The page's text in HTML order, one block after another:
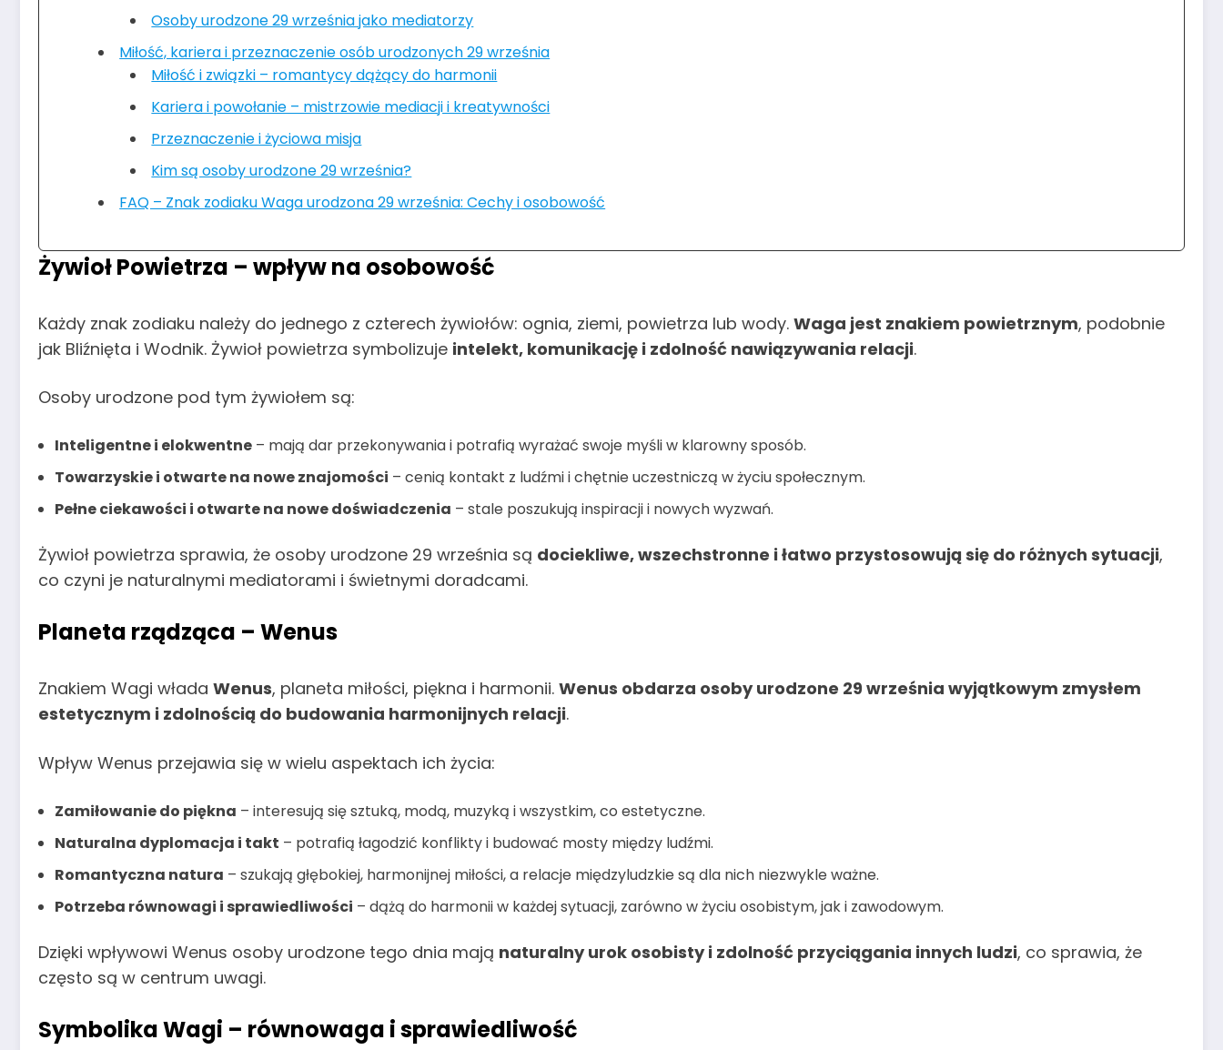
Osoby urodzone 29 września jako mediatorzy
Miłość, kariera i przeznaczenie osób urodzonych 29 września
Miłość i związki – romantycy dążący do harmonii
Kariera i powołanie – mistrzowie mediacji i kreatywności
Przeznaczenie i życiowa misja
Kim są osoby urodzone 29 września?
FAQ – Znak zodiaku Waga urodzona 29 września: Cechy i osobowość
Żywioł Powietrza – wpływ na osobowość
Każdy znak zodiaku należy do jednego z czterech żywiołów: ognia, ziemi, powietrza lub wody. Waga jest znakiem powietrznym, podobnie
jak Bliźnięta i Wodnik. Żywioł powietrza symbolizuje intelekt, komunikację i zdolność nawiązywania relacji.
Osoby urodzone pod tym żywiołem są:
Inteligentne i elokwentne – mają dar przekonywania i potrafią wyrażać swoje myśli w klarowny sposób.
Towarzyskie i otwarte na nowe znajomości – cenią kontakt z ludźmi i chętnie uczestniczą w życiu społecznym.
Pełne ciekawości i otwarte na nowe doświadczenia – stale poszukują inspiracji i nowych wyzwań.
Żywioł powietrza sprawia, że osoby urodzone 29 września są dociekliwe, wszechstronne i łatwo przystosowują się do różnych sytuacji,
co czyni je naturalnymi mediatorami i świetnymi doradcami.
Planeta rządząca – Wenus
Znakiem Wagi włada Wenus, planeta miłości, piękna i harmonii. Wenus obdarza osoby urodzone 29 września wyjątkowym zmysłem
estetycznym i zdolnością do budowania harmonijnych relacji.
Wpływ Wenus przejawia się w wielu aspektach ich życia:
Zamiłowanie do piękna – interesują się sztuką, modą, muzyką i wszystkim, co estetyczne.
Naturalna dyplomacja i takt – potrafią łagodzić konflikty i budować mosty między ludźmi.
Romantyczna natura – szukają głębokiej, harmonijnej miłości, a relacje międzyludzkie są dla nich niezwykle ważne.
Potrzeba równowagi i sprawiedliwości – dążą do harmonii w każdej sytuacji, zarówno w życiu osobistym, jak i zawodowym.
Dzięki wpływowi Wenus osoby urodzone tego dnia mają naturalny urok osobisty i zdolność przyciągania innych ludzi, co sprawia, że
często są w centrum uwagi.
Symbolika Wagi – równowaga i sprawiedliwość